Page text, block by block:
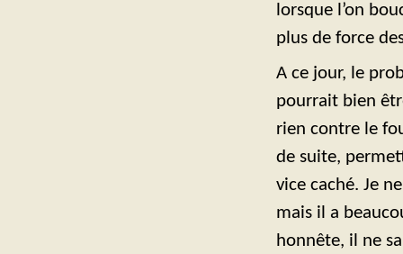
lorsque l’on
plus de force
A ce jour, le
pourrait bien
rien contre le
de suite,
vice caché. Je
mais il a
honnête, il ne